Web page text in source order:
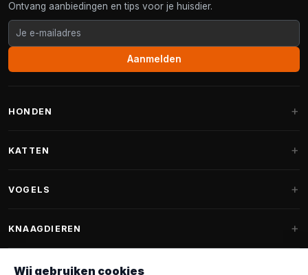
Ontvang aanbiedingen en tips voor je huisdier.
Aanmelden
HONDEN
Fantail hondenmanden
Hondenspeelgoed
KATTEN
Krabpalen voor Maine Coon
VOGELS
Vogelvoer binnenvogels
Voederhuisjes
KNAAGDIEREN
Wij gebruiken cookies